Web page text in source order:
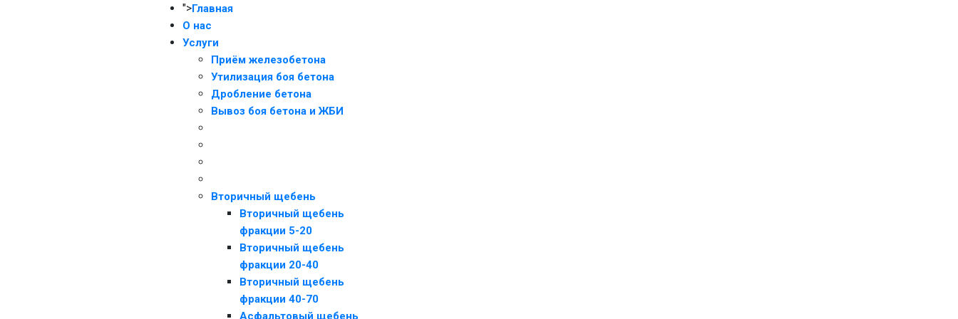
">Главная
О нас
Услуги
Приём железобетона
Утилизация боя бетона
Дробление бетона
Вывоз боя бетона и ЖБИ
Вторичный щебень
Вторичный щебень
фракции 5-20
Вторичный щебень
фракции 20-40
Вторичный щебень
фракции 40-70
Асфальтовый щебень